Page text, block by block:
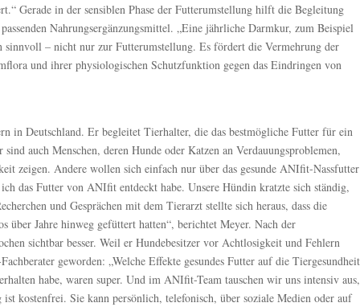
Gerade in der sensiblen Phase der Futterumstellung hilft die Begleitung
Nahrungsergänzungsmittel. „Eine jährliche Darmkur, zum Beispiel
– nicht nur zur Futterumstellung. Es fördert die Vermehrung der
und ihrer physiologischen Schutzfunktion gegen das Eindringen von
in Deutschland. Er begleitet Tierhalter, die das bestmögliche Futter für ein
auch Menschen, deren Hunde oder Katzen an Verdauungsproblemen,
zeigen. Andere wollen sich einfach nur über das gesunde ANIfit-Nassfutter
das Futter von ANIfit entdeckt habe. Unsere Hündin kratzte sich ständig,
und Gesprächen mit dem Tierarzt stellte sich heraus, dass die
über Jahre hinweg gefüttert hatten“, berichtet Meyer. Nach der
sichtbar besser. Weil er Hundebesitzer vor Achtlosigkeit und Fehlern
geworden: „Welche Effekte gesundes Futter auf die Tiergesundheit
habe, waren super. Und im ANIfit-Team tauschen wir uns intensiv aus,
kostenfrei. Sie kann persönlich, telefonisch, über soziale Medien oder auf